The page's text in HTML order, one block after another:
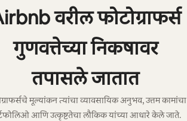
वरील फोटोग्राफर्स
गुणवत्तेच्या निकषावर
तपासले जातात
मूल्यांकन त्यांचा व्यावसायिक अनुभव, उत्तम कामांचा
आणि उत्कृष्टतेचा लौकिक यांच्या आधारे केले जाते.